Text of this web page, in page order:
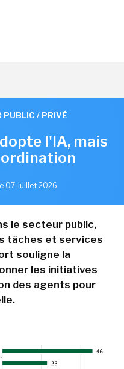
PUBLIC / PRIVÉ
l'IA, mais
07 Juillet 2026
le secteur public,
tâches et services
souligne la
les initiatives
des agents pour